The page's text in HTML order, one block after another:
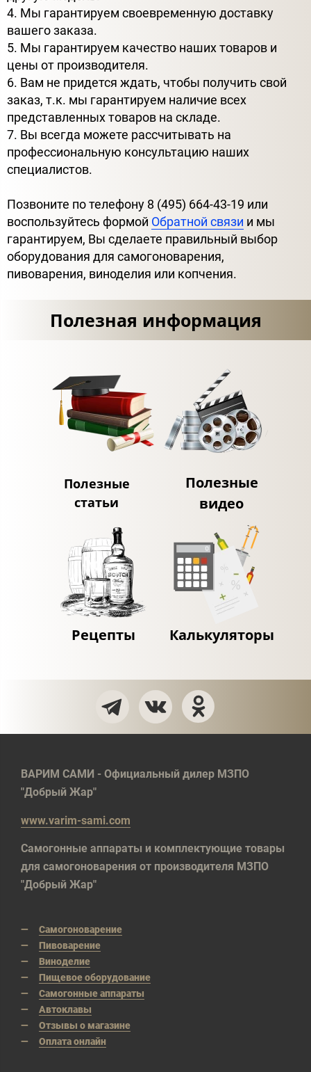
4. Мы гарантируем своевременную доставку
вашего заказа.
5. Мы гарантируем качество наших товаров и
цены от производителя.
6. Вам не придется ждать, чтобы получить свой
заказ, т.к. мы гарантируем наличие всех
представленных товаров на складе.
7. Вы всегда можете рассчитывать на
профессиональную консультацию наших
специалистов.
Позвоните по телефону 8 (495) 664-43-19 или
воспользуйтесь формой Обратной связи и мы
гарантируем, Вы сделаете правильный выбор
оборудования для самогоноварения,
пивоварения, виноделия или копчения.
Полезная информация
Полезные
статьи
Полезные
видео
Рецепты Калькуляторы
ВАРИМ САМИ - Официальный дилер МЗПО
"Добрый Жар"
www.varim-sami.com
Самогонные аппараты и комплектующие товары
для самогоноварения от производителя МЗПО
"Добрый Жар"
Самогоноварение
Пивоварение
Виноделие
Пищевое оборудование
Самогонные аппараты
Автоклавы
Отзывы о магазине
Оплата онлайн